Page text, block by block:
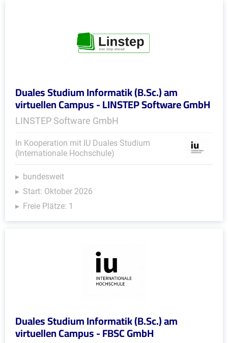
Duales Studium Informatik (B.Sc.) am
virtuellen Campus - LINSTEP Software GmbH
LINSTEP Software GmbH
In Kooperation mit IU Duales Studium
(Internationale Hochschule)
bundesweit
Start: Oktober 2026
Freie Plätze: 1
Duales Studium Informatik (B.Sc.) am
virtuellen Campus - FBSC GmbH